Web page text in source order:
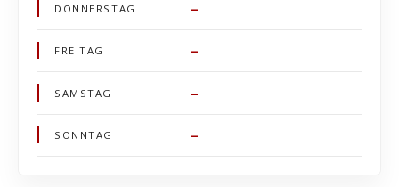
DONNERSTAG –
FREITAG –
SAMSTAG –
SONNTAG –